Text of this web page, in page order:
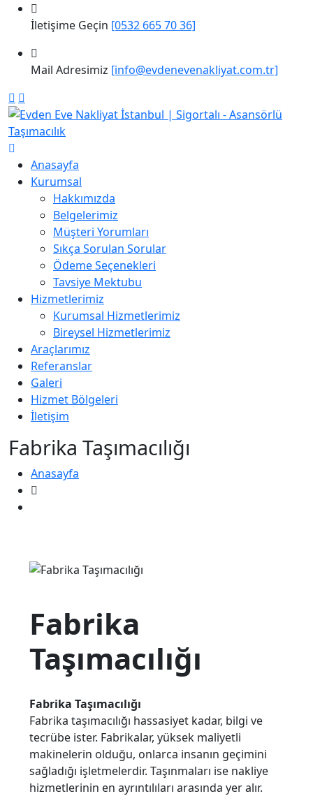
İletişime Geçin [0532 665 70 36]
Mail Adresimiz [info@evdenevenakliyat.com.tr]
Anasayfa
Kurumsal
Hakkımızda
Belgelerimiz
Müşteri Yorumları
Sıkça Sorulan Sorular
Ödeme Seçenekleri
Tavsiye Mektubu
Hizmetlerimiz
Kurumsal Hizmetlerimiz
Bireysel Hizmetlerimiz
Araçlarımız
Referanslar
Galeri
Hizmet Bölgeleri
İletişim
Fabrika Taşımacılığı
Anasayfa
Fabrika
Taşımacılığı
Fabrika Taşımacılığı
Fabrika taşımacılığı hassasiyet kadar, bilgi ve
tecrübe ister. Fabrikalar, yüksek maliyetli
makinelerin olduğu, onlarca insanın geçimini
sağladığı işletmelerdir. Taşınmaları ise nakliye
hizmetlerinin en ayrıntılıları arasında yer alır.